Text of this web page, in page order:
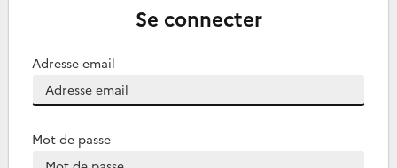
Se connecter
Adresse email
Mot de passe